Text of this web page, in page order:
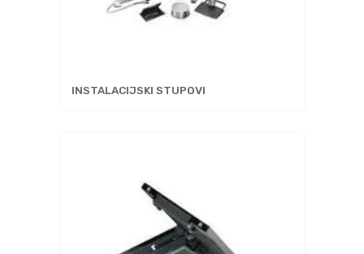
INSTALACIJSKI STUPOVI